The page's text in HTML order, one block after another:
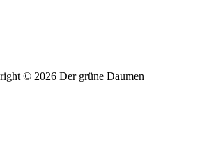
© 2026 Der grüne Daumen